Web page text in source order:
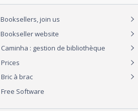
Booksellers, join us
Bookseller website
Caminha : gestion de bibliothèque
Prices
Bric à brac
Free Software